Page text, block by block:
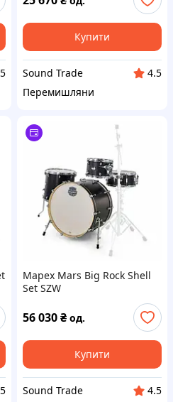
Купити
Sound Trade
4.5
Перемишляни
Mapex Mars Big Rock Shell
Set SZW
56 030₴ од.
Купити
Sound Trade
4.5